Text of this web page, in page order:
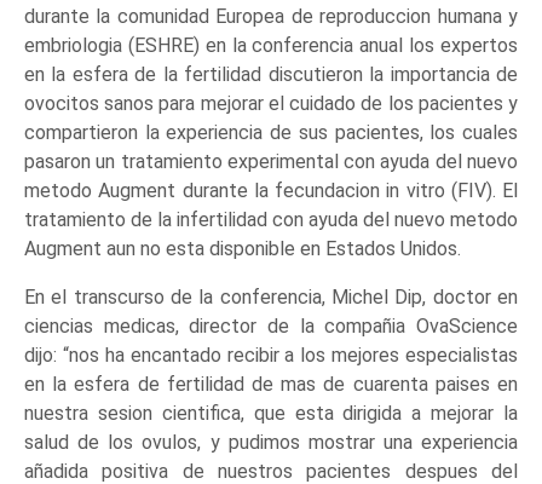
durante la comunidad Europea de reproduccion humana y
embriologia (ESHRE) en la conferencia anual los expertos
en la esfera de la fertilidad discutieron la importancia de
ovocitos sanos para mejorar el cuidado de los pacientes y
compartieron la experiencia de sus pacientes, los cuales
pasaron un tratamiento experimental con ayuda del nuevo
metodo Augment durante la fecundacion in vitro (FIV). El
tratamiento de la infertilidad con ayuda del nuevo metodo
Augment aun no esta disponible en Estados Unidos.
En el transcurso de la conferencia, Michel Dip, doctor en
ciencias medicas, director de la compañia OvaScience
dijo: “nos ha encantado recibir a los mejores especialistas
en la esfera de fertilidad de mas de cuarenta paises en
nuestra sesion cientifica, que esta dirigida a mejorar la
salud de los ovulos, y pudimos mostrar una experiencia
añadida positiva de nuestros pacientes despues del